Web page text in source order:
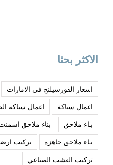
الاكثر بحثا
اسعار الفورسيلنج في الامارات
اعمال سباكة
اعمال سباكة
بناء ملاحق
بناء ملاحق
بناء ملاحق جاهزة
تركيب
تركيب العشب الصناعي